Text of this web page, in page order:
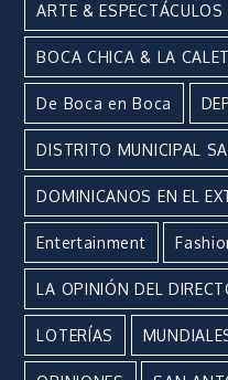
ARTE & ESPECTÁCULOS
BOCA CHICA & LA
De Boca en Boca
DISTRITO MUNICIPAL
DOMINICANOS EN EL
Entertainment
LA OPINIÓN DEL
LOTERÍAS